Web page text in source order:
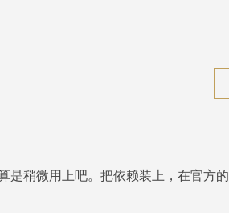
是稍微用上吧。把依赖装上，在官方的